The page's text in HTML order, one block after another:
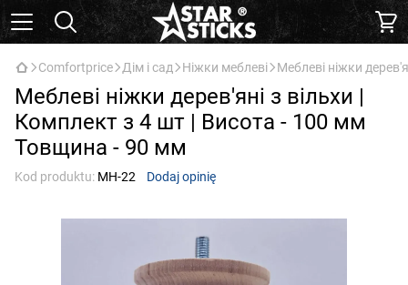
Comfortprice Дім і сад Ніжки меблеві Меблеві ніжки
Меблеві ніжки дерев'яні з вільхи |
Комплект з 4 шт | Висота - 100 мм
Товщина - 90 мм
Kod produktu: МН-22 Dodaj opinię